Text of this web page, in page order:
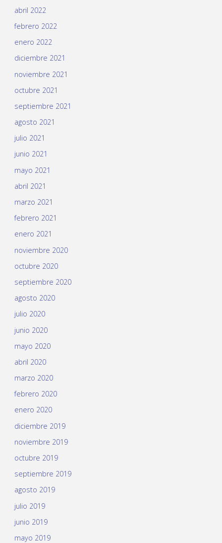
abril 2022
febrero 2022
enero 2022
diciembre 2021
noviembre 2021
octubre 2021
septiembre 2021
agosto 2021
julio 2021
junio 2021
mayo 2021
abril 2021
marzo 2021
febrero 2021
enero 2021
noviembre 2020
octubre 2020
septiembre 2020
agosto 2020
julio 2020
junio 2020
mayo 2020
abril 2020
marzo 2020
febrero 2020
enero 2020
diciembre 2019
noviembre 2019
octubre 2019
septiembre 2019
agosto 2019
julio 2019
junio 2019
mayo 2019